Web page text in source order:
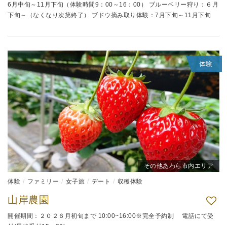
6月中旬～11月下旬（体験時間9：00～16：00） ブルーベリー狩り：６月
下旬～（なくなり次第終了） ブドウ摘み取り体験：7月下旬～11月下旬
体験
その他あわら市内エリア
体験 ファミリー 女子旅 デート 収穫体験
山岸農園
開催期間：２０２６月初旬まで 10:00~16:00※完全予約制 電話にて受